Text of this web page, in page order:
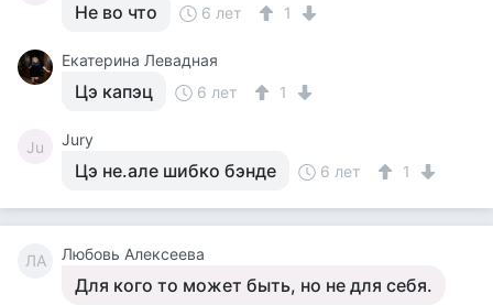
Не во что 6 лет 1
Екатерина Левадная
Цэ капэц 6 лет 1
Ju Jury
Цэ не.але шибко бэнде 6 лет 1
ЛА Любовь Алексеева
Для кого то может быть, но не для себя.